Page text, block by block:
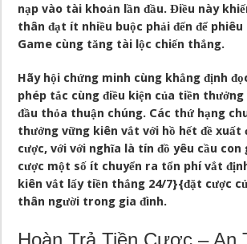
nạp vào tài khoản lần đầu. Điều này
thân đạt ít nhiều buộc phải đến để
Game cùng tăng tài lộc chiến thắng.
Hãy hội chứng minh cùng khẳng định
phép tắc cùng điều kiện của tiền
đầu thỏa thuận chúng. Các thứ hạng
thưởng vững kiên vắt với hồ hết đề xuất
cược, với với nghĩa là tín đồ yêu cầu con
cược một số ít chuyển ra tổn phí vắt
kiên vắt lấy tiền thắng 24/7}{đặt cược
thân người trong gia đình.